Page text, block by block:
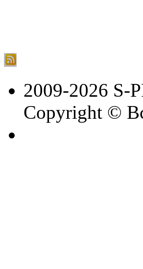
2009-2026 S-
Copyright ©